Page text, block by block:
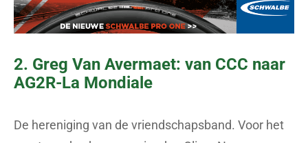
2. Greg Van Avermaet: van CCC naar
AG2R-La Mondiale
De hereniging van de vriendschapsband. Voor het